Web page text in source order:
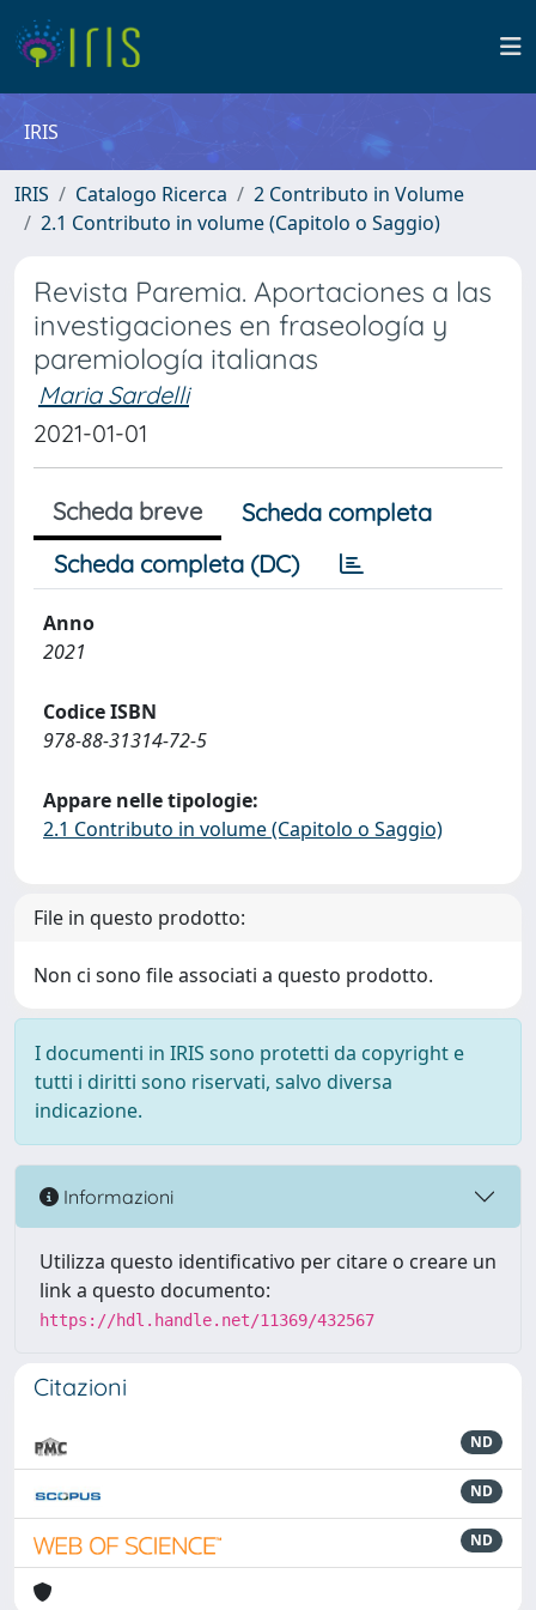
IRIS
IRIS Catalogo Ricerca
2 Contributo in Volume
2.1 Contributo in volume (Capitolo o Saggio)
Revista Paremia. Aportaciones a las
investigaciones en fraseología y
paremiología italianas
Maria Sardelli
2021-01-01
Scheda breve
Scheda completa
Scheda completa (DC)
Anno
2021
Codice ISBN
978-88-31314-72-5
Appare nelle tipologie:
2.1 Contributo in volume (Capitolo o Saggio)
File in questo prodotto:
Non ci sono file associati a questo prodotto.
I documenti in IRIS sono protetti da copyright e
tutti i diritti sono riservati, salvo diversa
indicazione.
Informazioni
Utilizza questo identificativo per citare o creare un
link a questo documento:
https://hdl.handle.net/11369/432567
Citazioni
ND
ND
ND